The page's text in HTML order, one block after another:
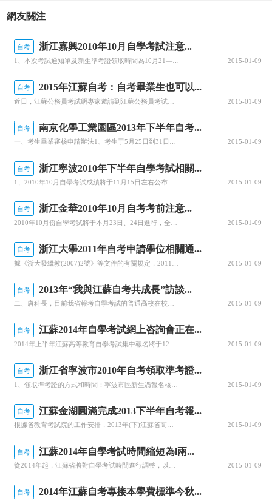
網友關注
自考 浙江嘉興2010年10月自學考試注意...
1、本次考試通知單及新生準考證領取時間為10月21—22日。地點：市教育考試院一樓報名大廳。服務時間為：上午8：00-11：30，下午1：30-5：00。新考生領取考試通知單和準考證后，請各考生再次仔細檢查姓名與身份證號，如有錯誤需及時與工作人員聯系更正。2、準考證遺失的考生，請攜帶身份證原件在領取考試通知單同時辦理臨時準考證。3、本次考試實行新的考務細則(考生交卷出場時間不得早于考試結束前30分 2015-01-09
自考 2015年江蘇自考：自考畢業生也可以...
近日，江蘇公務員考試網專家邀請到江蘇公務員考試通用教材編寫組的老師就公務員報考、大綱變化、命題趨勢、復習對策等等進行了全方位的講解。問：我是自考畢業生，已經拿到了本科畢業證書，能參加江蘇省2015年公務員考試嗎?答：可以報名。按照規定，2015年全日制普通高校(含成人高校及電大中全日制高等學歷教育普通班)應屆畢業生須于2015年8月31取得畢業證書;非普通高等學歷教育的其他國民教育形式(自學考試、 2015-01-09
自考 南京化學工業園區2013年下半年自考...
一、考生畢業審核申請辦法1、考生于5月25日到31日進入省教育考試院自學考試網上報名主頁面。2、輸入正確的準考證號，證件類型，證件號碼，驗證碼后考生直接點“登錄系統”按鈕后，進入用戶注冊協議閱讀頁面。3、進入畢業申報管理界面的第一步，基本信息輸入界面，請認真填寫每項信息。4、點擊“下一步”，進入考生成績申請頁面，如實填寫成績信息。5、點擊“提交申請資料”，成功保存給出提示信息后，申請完畢。6、等待 2015-01-09
自考 浙江寧波2010年下半年自學考試相關...
1、2010年10月自學考試成績將于11月15日左右公布，屆時可撥打16866000自考查詢熱線或進入寧波自考網站查詢。市區考生本次及以往各次考試課程合格證領取日期暫定為11月24日—25日。縣(市)、區考生12月1—3日自考報名期間到當地自考辦領取。2、2010年下半年畢業申報時間為12月1日—3日申報者須帶以下材料：(1)所有自考合格成績單(轉免考材料)、專科或本科畢業證書原件、復印件，大學期 2015-01-09
自考 浙江金華2010年10月自考考前注意...
2010年10月份自學考試將于本月23日、24日進行，全市共有7212人、14573課次。全市設考點11個，其中市區5個：金華三中、金華四中、金華九中、省五監、金華監獄;縣(市)設考點6個：武義、浦江、磐安、蘭溪、東陽、永康各設1個考點。教師資格認定考試將于本月24日進行，上午考《教育學》、下午考《心理學》，全市共有5158人、9455課次，設考點3個：浙江師范大學、金華教育學院、金職院師范學院。 2015-01-09
自考 浙江大學2011年自考申請學位相關通...
2015-01-09
自考 2013年“我與江蘇自考共成長”訪談...
2015-01-09
自考 江蘇2014年自學考試網上咨詢會正在...
2015-01-09
自考 浙江省寧波市2010年自考領取準考證...
1、領取準考證的方式和時間：寧波市區新生憑報名核對單到交通銀行市分行營業部（中山東路55號）領取；各縣（市）、區新生憑報名核對單到報名交通銀行網點領取。領取時間：11月20日至22日領取下一年4月份準考證，5月20日至22日領取10月份準考證，1月、7月考前三天領取準考證。2、領取考試通知單的方式和時間：考生可通過以下方式領取考試通知單：（1）到各交通銀行自考報名網點，各次考試領取時間為：1月和7 2015-01-09
自考 江蘇金湖圓滿完成2013下半年自考報...
根據省教育考試院的工作安排，2013年(下)江蘇省高等自學考試報名工作于5月25日至31日進行，同時辦理新、老生自考報名、課程免考和畢業審核工作。金湖縣自考辦積極做好各項工作，努力為自考考生服務，圓滿完成各項工作。截止6月3日，為125名考生現場報名(其中7月份增考人數32人)，報考課次266門，為11名考生辦理了畢業材料審核，為37名新生辦理了準考證，為8名考生辦理了課程免考手續。為了做好這次自 2015-01-09
自考 江蘇2014年自學考試時間縮短為l兩...
2015-01-09
自考 2014年江蘇自考專接本學費標準今秋...